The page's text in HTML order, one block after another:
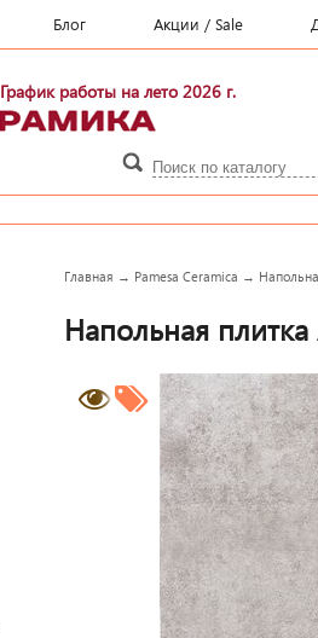
Блог Акции / Sale
График работы на лето 2026 г.
Главная → Pamesa Ceramica →
Напольная